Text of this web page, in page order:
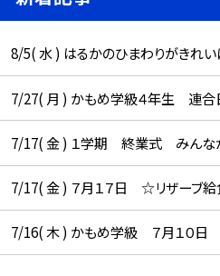
8/5( 水 ) はるかのひまわりがきれ
7/27( 月 ) かもめ学級４年生 連合
7/17( 金 ) １学期 終業式 みんな
7/17( 金 ) ７月１７日 ☆リザーブ
7/16( 木 ) かもめ学級 ７月１０日